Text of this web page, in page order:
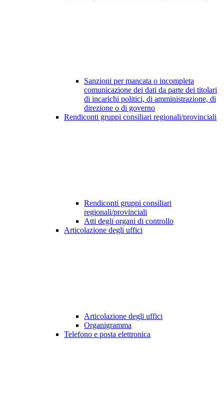
Sanzioni per mancata o incompleta
comunicazione dei dati da parte dei titolari
di incarichi politici, di amministrazione, di
direzione o di governo
Rendiconti gruppi consiliari regionali/provinciali
Rendiconti gruppi consiliari
regionali/provinciali
Atti degli organi di controllo
Articolazione degli uffici
Articolazione degli uffici
Organigramma
Telefono e posta elettronica